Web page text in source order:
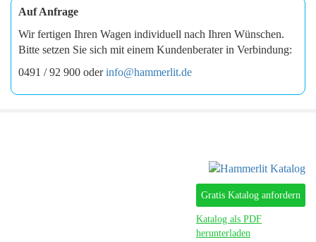
Auf Anfrage
Wir fertigen Ihren Wagen individuell nach Ihren Wünschen.
Bitte setzen Sie sich mit einem Kundenberater in Verbindung:
0491 / 92 900 oderinfo@hammerlit.de
Gratis Katalog anfordern
Katalog als PDF
herunterladen